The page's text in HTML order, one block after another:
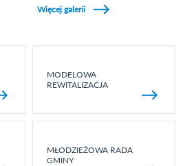
Więcej galerii
MODELOWA
REWITALIZACJA
MŁODZIEŻOWA RADA
GMINY